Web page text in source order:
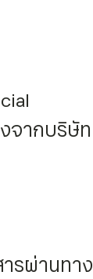
จากบริษัท
ารผ่านทาง